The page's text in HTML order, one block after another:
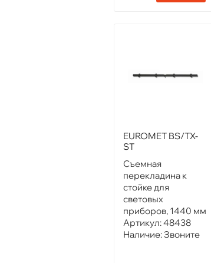
EUROMET BS/TX-
ST
Съемная
перекладина к
стойке для
световых
приборов, 1440 мм
Артикул:48438
Наличие:Звоните